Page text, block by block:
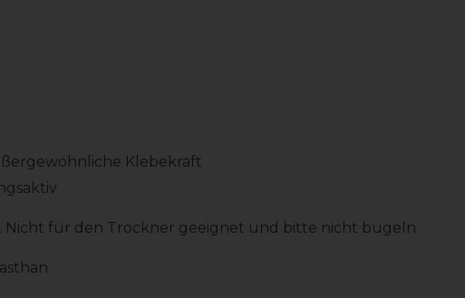
Klebekraft
Nicht für den Trockner geeignet und bitte nicht bügeln.